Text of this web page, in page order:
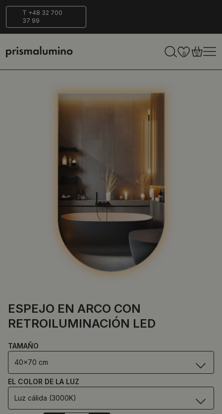
T +48 32 700
37 99
Entrega
segura
Ecológico
0 0
ESPEJO EN ARCO CON
RETROILUMINACIÓN LED
TAMAÑO
40x70 cm
EL COLOR DE LA LUZ
Luz cálida (3000K)